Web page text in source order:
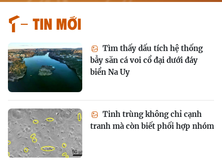
Tin mới
Tìm thấy dấu tích hệ thống
bẫy săn cá voi cổ đại dưới đáy
biển Na Uy
Tinh trùng không chỉ cạnh
tranh mà còn biết phối hợp nhóm